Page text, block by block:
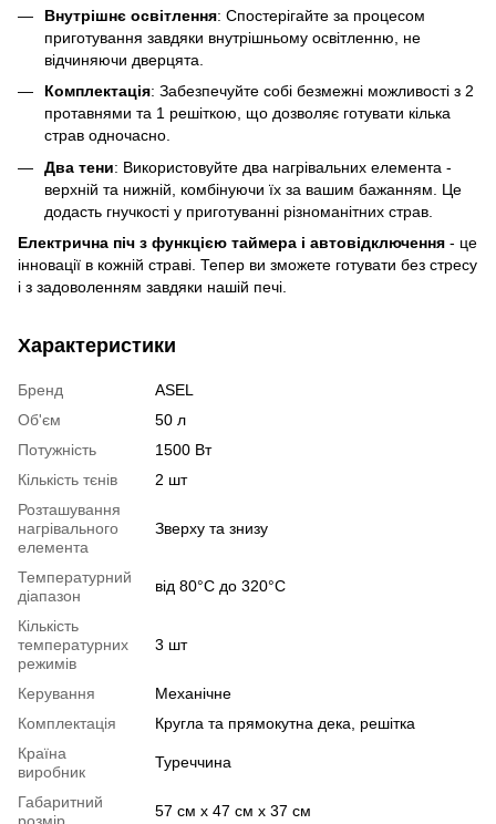
Внутрішнє освітлення: Спостерігайте за процесом
приготування завдяки внутрішньому освітленню, не
відчиняючи дверцята.
Комплектація: Забезпечуйте собі безмежні можливості з 2
протавнями та 1 решіткою, що дозволяє готувати кілька
страв одночасно.
Два тени: Використовуйте два нагрівальних елемента -
верхній та нижній, комбінуючи їх за вашим бажанням. Це
додасть гнучкості у приготуванні різноманітних страв.
Електрична піч з функцією таймера і автовідключення - це
інновації в кожній страві. Тепер ви зможете готувати без стресу
і з задоволенням завдяки нашій печі.
Характеристики
Бренд
ASEL
Об'єм
50 л
Потужність
1500 Вт
Кількість тєнів
2 шт
Розташування
нагрівального
елемента
Зверху та знизу
Температурний
діапазон
від 80°С до 320°С
Кількість
температурних
режимів
3 шт
Керування
Механічне
Комплектація
Кругла та прямокутна дека, решітка
Країна
виробник
Туреччина
Габаритний
57 см х 47 см х 37 см